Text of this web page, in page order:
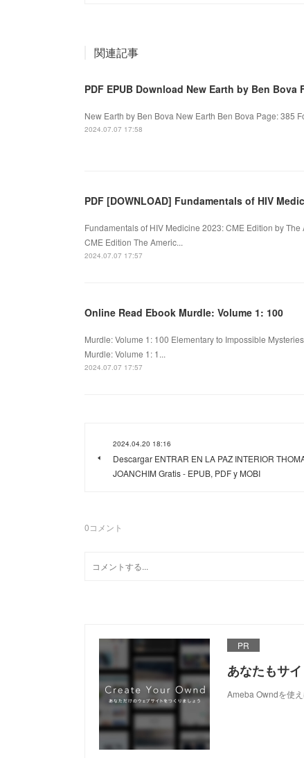
関連記事
PDF EPUB Download New Earth by Ben Bova
New Earth by Ben Bova New Earth Ben Bova Page: 385
2024.07.07 17:58
PDF [DOWNLOAD] Fundamentals of HIV
Fundamentals of HIV Medicine 2023: CME Edition by
CME Edition The Americ...
2024.07.07 17:57
Online Read Ebook Murdle: Volume 1: 100
Murdle: Volume 1: 100 Elementary to Impossible
Murdle: Volume 1: 1...
2024.07.07 17:57
2024.04.20 18:16
Descargar ENTRAR EN LA PAZ INTERIOR
JOANCHIM Gratis - EPUB, PDF y MOBI
0コメント
PR
あなたもサ
Ameba Owndを使